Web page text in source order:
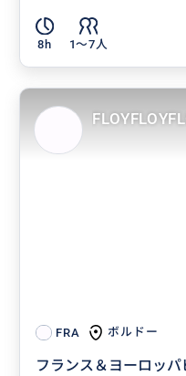
8h 1〜7人
FRA ボルドー
フランス＆ヨーロッ